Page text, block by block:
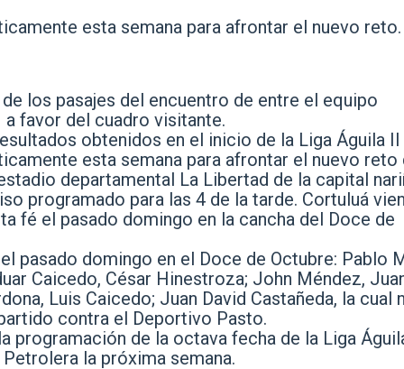
esta semana para afrontar el nuevo reto.
los pasajes del encuentro de entre el equipo
a favor del cuadro visitante.
obtenidos en el inicio de la Liga Águila II
esta semana para afrontar el nuevo reto
departamental La Libertad de la capital
programado para las 4 de la tarde. Cortuluá
fé el pasado domingo en la cancha del Doce de
pasado domingo en el Doce de Octubre: Pablo
Caicedo, César Hinestroza; John Méndez,
Luis Caicedo; Juan David Castañeda, la cual
contra el Deportivo Pasto.
programación de la octava fecha de la Liga
la próxima semana.